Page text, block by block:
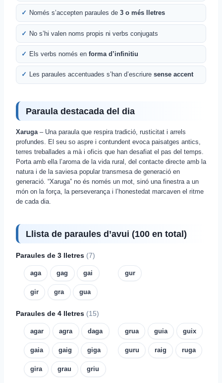
Només s’accepten paraules de 3 o més lletres
No s’hi valen noms propis ni verbs conjugats
Els verbs només en forma d’infinitiu
Les paraules accentuades s’han d’escriure sense accent
Paraula destacada del dia
Xaruga – Una paraula que respira tradició, rusticitat i arrels
profundes. El seu so aspre i contundent evoca paisatges antics,
terres treballades a mà i oficis que han desafiat el pas del temps.
Porta amb ella l’aroma de la vida rural, del contacte directe amb la
natura i de la saviesa popular transmesa de generació en
generació. “Xaruga” no és només un mot, sinó una finestra a un
món on la força, la perseverança i l’honestedat marcaven el ritme
de cada dia.
Llista de paraules d’avui (100 en total)
Paraules de 3 lletres (7)
aga gag gai
gir gra gua
gur
Paraules de 4 lletres (15)
agar agra daga
gaia gaig giga
gira grau griu
grua guia guix
guru raig ruga